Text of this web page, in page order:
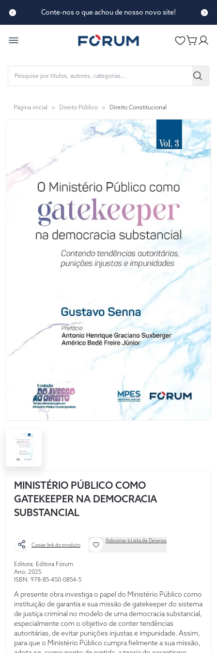
Conte-nos o que achou de nosso novo site!
Página inicial > Direito Público > Direito Constitucional
MINISTÉRIO PÚBLICO COMO
GATEKEEPER NA DEMOCRACIA
SUBSTANCIAL
Copiar link do produto
Adicionar à Lista de Desejos
Editora: Editora Fórum
Ano: 2025
ISBN: 978-85-450-0854-5
A presente obra investiga o papel do Ministério Público como
instituição de garantia e sua missão de gatekeeper do sistema
de justiça criminal no modelo de uma democracia substancial,
especialmente com o objetivo de conter tendências
autoritárias, de evitar punições injustas e impunidade. Assim,
para que o Ministério Público cumpra fielmente a sua missão,